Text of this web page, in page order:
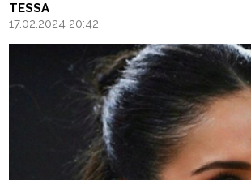
TESSA
17.02.2024 20:42